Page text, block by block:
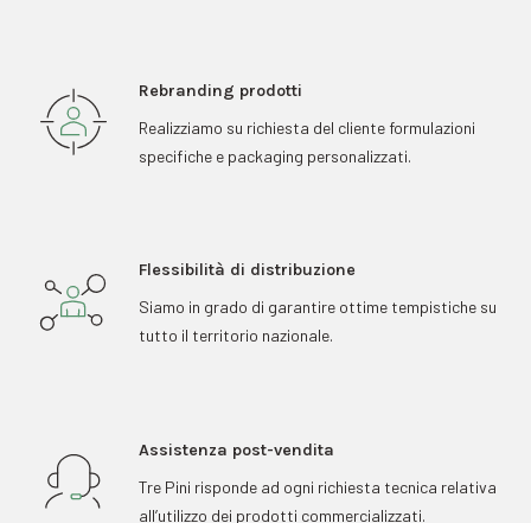
Rebranding prodotti
Realizziamo su richiesta del cliente formulazioni
specifiche e packaging personalizzati.
Flessibilità di distribuzione
Siamo in grado di garantire ottime tempistiche su
tutto il territorio nazionale.
Assistenza post-vendita
Tre Pini risponde ad ogni richiesta tecnica relativa
all’utilizzo dei prodotti commercializzati.